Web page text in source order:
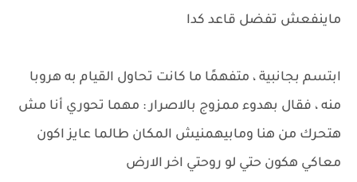
ماينفعش تفضل قاعد كدا
ابتسم بجانبية ، متفهمًا ما كانت تحاول القيام به هروبا
منه ، فقال بهدوء ممزوج بالاصرار : مهما تحوري أنا مش
هتحرك من هنا ومابيهمنيش المكان طالما عايز اكون
معاكي هكون حتي لو روحتي اخر الارض